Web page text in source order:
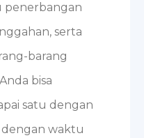
penerbangan
serta
barang
bisa
satu dengan
dengan waktu